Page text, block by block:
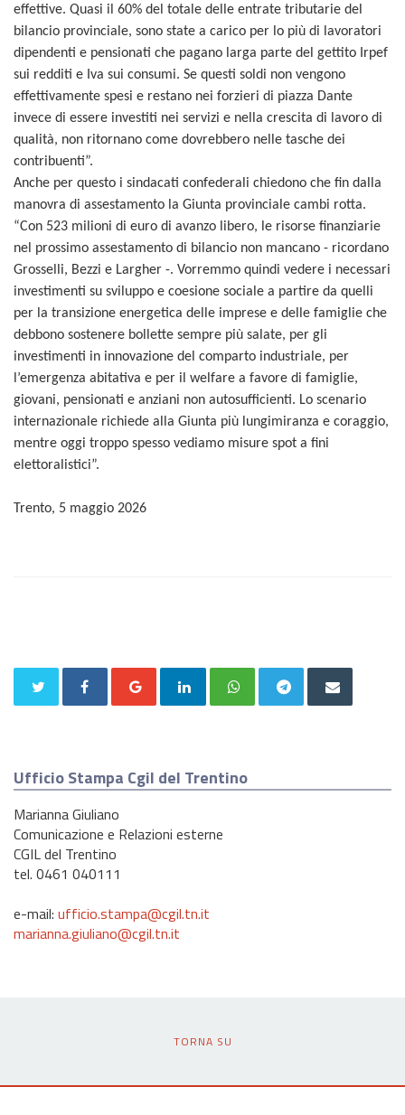
effettive. Quasi il 60% del totale delle entrate tributarie del
bilancio provinciale, sono state a carico per lo più di lavoratori
dipendenti e pensionati che pagano larga parte del gettito Irpef
sui redditi e Iva sui consumi. Se questi soldi non vengono
effettivamente spesi e restano nei forzieri di piazza Dante
invece di essere investiti nei servizi e nella crescita di lavoro di
qualità, non ritornano come dovrebbero nelle tasche dei
contribuenti”.
Anche per questo i sindacati confederali chiedono che fin dalla
manovra di assestamento la Giunta provinciale cambi rotta.
“Con 523 milioni di euro di avanzo libero, le risorse finanziarie
nel prossimo assestamento di bilancio non mancano - ricordano
Grosselli, Bezzi e Largher -. Vorremmo quindi vedere i necessari
investimenti su sviluppo e coesione sociale a partire da quelli
per la transizione energetica delle imprese e delle famiglie che
debbono sostenere bollette sempre più salate, per gli
investimenti in innovazione del comparto industriale, per
l’emergenza abitativa e per il welfare a favore di famiglie,
giovani, pensionati e anziani non autosufficienti. Lo scenario
internazionale richiede alla Giunta più lungimiranza e coraggio,
mentre oggi troppo spesso vediamo misure spot a fini
elettoralistici”.
Trento, 5 maggio 2026
Ufficio Stampa Cgil del Trentino
Marianna Giuliano
Comunicazione e Relazioni esterne
CGIL del Trentino
tel. 0461 040111
e-mail: ufficio.stampa@cgil.tn.it
marianna.giuliano@cgil.tn.it
TORNA SU